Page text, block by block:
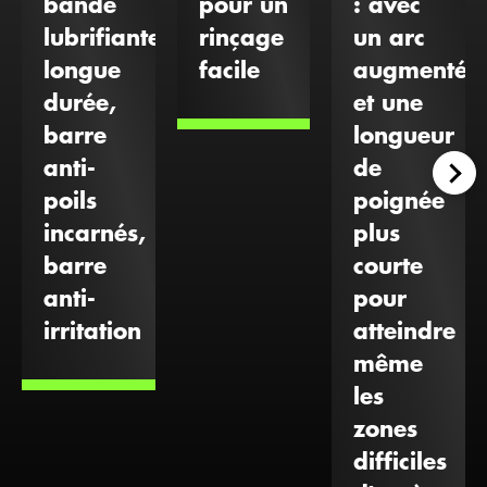
lubrifiante
longue
durée,
barre
anti-
poils
incarnés,
barre
anti-
irritation
rinçage
facile
un arc
augmenté
et une
longueur
de
poignée
plus
courte
pour
atteindre
même
les
zones
difficiles